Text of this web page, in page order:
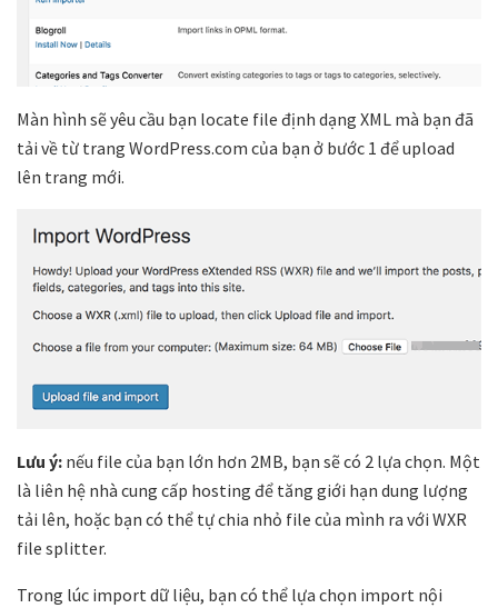
Màn hình sẽ yêu cầu bạn locate file định dạng XML mà bạn đã
tải về từ trang WordPress.com của bạn ở bước 1 để upload
lên trang mới.
Lưu ý: nếu file của bạn lớn hơn 2MB, bạn sẽ có 2 lựa chọn. Một
là liên hệ nhà cung cấp hosting để tăng giới hạn dung lượng
tải lên, hoặc bạn có thể tự chia nhỏ file của mình ra với WXR
file splitter.
Trong lúc import dữ liệu, bạn có thể lựa chọn import nội